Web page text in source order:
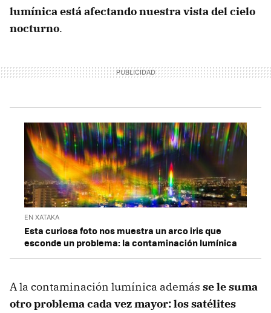
lumínica está afectando nuestra vista del cielo
nocturno.
EN XATAKA
Esta curiosa foto nos muestra un arco iris que
esconde un problema: la contaminación lumínica
A la contaminación lumínica además se le suma
otro problema cada vez mayor: los satélites